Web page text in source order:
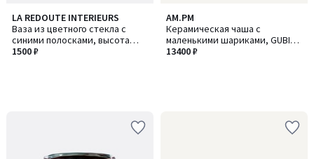
LA REDOUTE INTERIEURS
Ваза из цветного стекла с
синими полосками, высота
14,3 см, MARLIA / МАРЛИЯ
1500 ₽
AM.PM
Керамическая чаша с
маленькими шариками, GUBIO
/ ГАБИО
13400 ₽